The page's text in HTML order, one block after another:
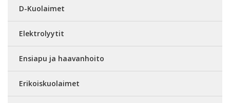
D-Kuolaimet
Elektrolyytit
Ensiapu ja haavanhoito
Erikoiskuolaimet